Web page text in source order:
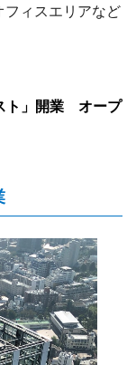
フィスエリアなど
ト」開業 オープ